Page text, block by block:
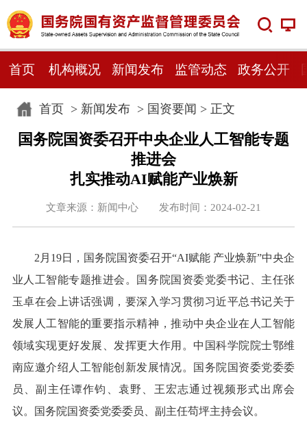
首页 机构概况 新闻发布 监管动态 政务公开
首页> 新闻发布> 国资要闻 > 正文
国务院国资委召开中央企业人工智能专题
推进会
扎实推动AI赋能产业焕新
文章来源：新闻中心 发布时间：2024-02-21
2月19日，国务院国资委召开“AI赋能 产业焕新”中央企
业人工智能专题推进会。国务院国资委党委书记、主任张
玉卓在会上讲话强调，要深入学习贯彻习近平总书记关于
发展人工智能的重要指示精神，推动中央企业在人工智能
领域实现更好发展、发挥更大作用。中国科学院院士鄂维
南应邀介绍人工智能创新发展情况。国务院国资委党委委
员、副主任谭作钧、袁野、王宏志通过视频形式出席会
议。国务院国资委党委委员、副主任苟坪主持会议。